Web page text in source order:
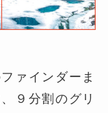
ァインダーま
９分割のグリ